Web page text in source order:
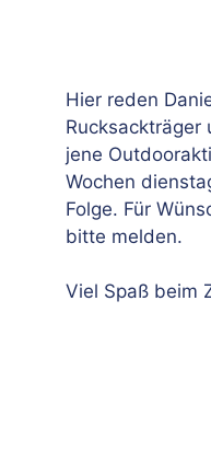
Hier reden
Rucksackträger
jene
Wochen
Folge. Für
bitte melden.
Viel Spaß beim